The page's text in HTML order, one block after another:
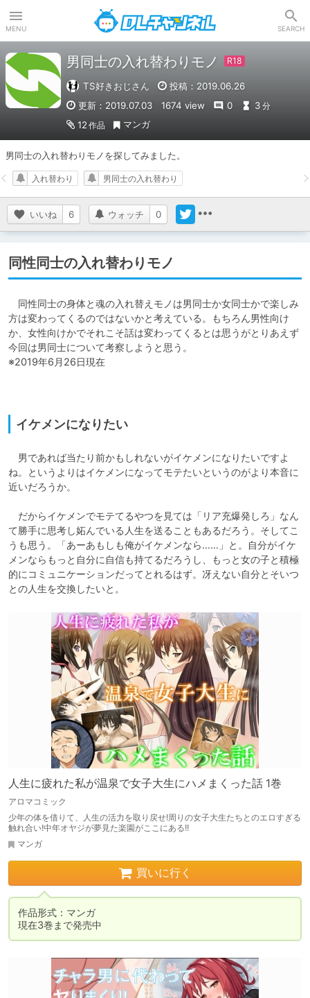
MENU SEARCH
男同士の入れ替わりモノ
TS好きおじさん
投稿：2019.06.26
更新：2019.07.03
1674 view 0 3 分
12 作品 マンガ
男同士の入れ替わりモノを探してみました。
いいね 6 ウォッチ 0
入れ替わり 男同士の入れ替わり
同性同士の入れ替わりモノ
同性同士の身体と魂の入れ替えモノは男同士か女同士かで楽しみ
方は変わってくるのではないかと考えている。もちろん男性向け
か、女性向けかでそれこそ話は変わってくるとは思うがとりあえず
今回は男同士について考察しようと思う。
※2019年6月26日現在
イケメンになりたい
男であれば当たり前かもしれないがイケメンになりたいですよ
ね。というよりはイケメンになってモテたいというのがより本音に
近いだろうか。
だからイケメンでモテてるやつを見ては「リア充爆発しろ」なん
て勝手に思考し妬んでいる人生を送ることもあるだろう。そしてこ
うも思う。「あーあもしも俺がイケメンなら……」と。自分がイケ
メンならもっと自分に自信も持てるだろうし、もっと女の子と積極
的にコミュニケーションだってとれるはず。冴えない自分とそいつ
との人生を交換したいと。
人生に疲れた私が温泉で女子大生にハメまくった話 1巻
アロマコミック
少年の体を借りて、人生の活力を取り戻せ!周りの女子大生たちとのエロすぎる
触れ合い!中年オヤジが夢見た楽園がここにある!!
マンガ
買いに行く
作品形式：マンガ
現在3巻まで発売中